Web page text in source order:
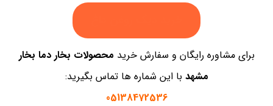
برای مشاوره رایگان و سفارش خرید محصولات بخار دما بخار
مشهد با این شماره ها تماس بگیرید:
05138472536